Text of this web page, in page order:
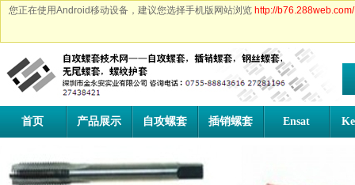
您正在使用Android移动设备，建议您选择手机版网站浏览 http://b76.288web.com/
首页 产品展示 自攻螺套 插销螺套 Ensat